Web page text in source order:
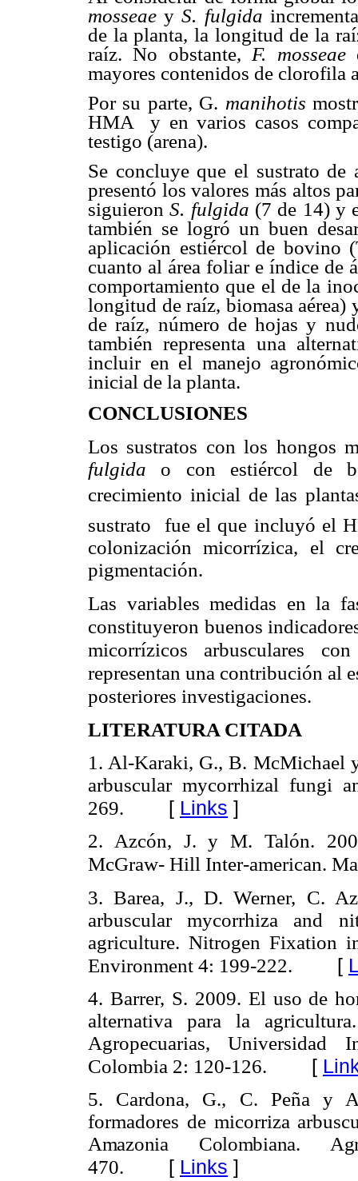
mosseaey S. fulgida
de la planta, la longitud de la
raíz. No obstante, F. mosseae
mayores contenidos de clorofila
Por su parte, G. manihotis
HMA y en varios casos
testigo (arena).
Se concluye que el sustrato
presentó los valores más altos
siguieronS. fulgida (7 de 14) y
también se logró un buen
aplicación estiércol de bovino
cuanto al área foliar e índice de
comportamiento que el de la
longitud de raíz, biomasa aérea)
de raíz, número de hojas y
también representa una
incluir en el manejo
inicial de la planta.
CONCLUSIONES
Los sustratos con los hongos
fulgida o con estiércol de
crecimiento inicial de las
sustrato fue el que incluyó el
colonización micorrízica, el
pigmentación.
Las variables medidas en la
constituyeron buenos
micorrízicos arbusculares
representan una contribución al
posteriores investigaciones.
LITERATURA CITADA
1. Al-Karaki, G., B. McMichael
arbuscular mycorrhizal fungi
269. [ Links ]
2. Azcón, J. y M. Talón.
McGraw- Hill Inter-american.
3. Barea, J., D. Werner, C.
arbuscular mycorrhiza and
agriculture. Nitrogen Fixation
Environment 4: 199-222. [
4. Barrer, S. 2009. El uso de
alternativa para la
Agropecuarias, Universidad
Colombia 2: 120-126. [
5. Cardona, G., C. Peña y
formadores de micorriza
Amazonia Colombiana.
470. [ Links ]